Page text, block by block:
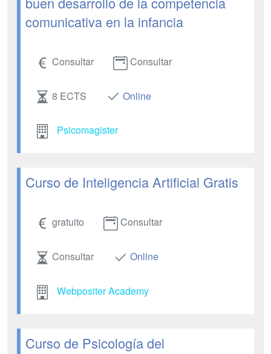
comunicativa en la infancia
Consultar Consultar
8 ECTS Online
Psicomagister
Curso de Inteligencia Artificial Gratis
gratuito Consultar
Consultar Online
Webpositer Academy
Curso de Psicología del